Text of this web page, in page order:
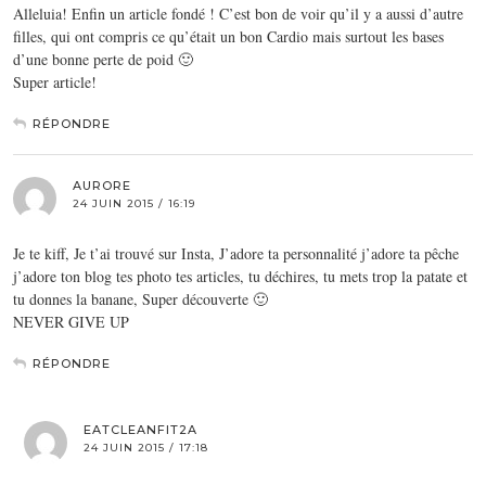
Alleluia! Enfin un article fondé ! C’est bon de voir qu’il y a aussi d’autre
filles, qui ont compris ce qu’était un bon Cardio mais surtout les bases
d’une bonne perte de poid 🙂
Super article!
RÉPONDRE
AURORE
24 JUIN 2015 / 16:19
Je te kiff, Je t’ai trouvé sur Insta, J’adore ta personnalité j’adore ta pêche
j’adore ton blog tes photo tes articles, tu déchires, tu mets trop la patate et
tu donnes la banane, Super découverte 🙂
NEVER GIVE UP
RÉPONDRE
EATCLEANFIT2A
24 JUIN 2015 / 17:18